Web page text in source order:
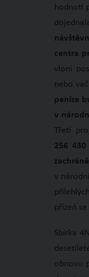
hodnotí
centra
vloni
nebo
peníze
v
Třetí
256
v
přízeň
Sbírka
obnovu